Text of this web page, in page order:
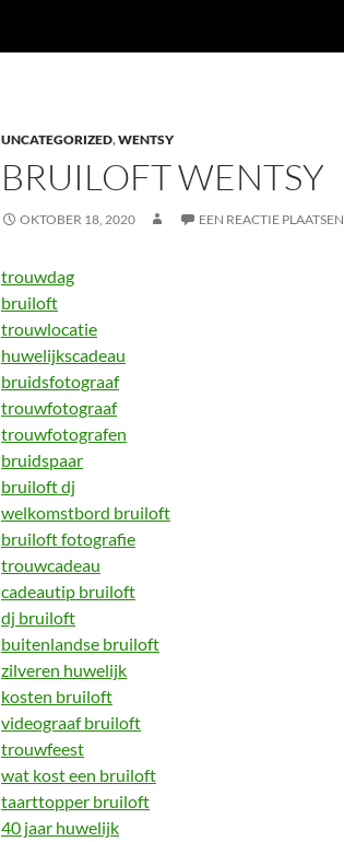
UNCATEGORIZED,WENTSY
BRUILOFT WENTSY
OKTOBER 18, 2020 EEN REACTIE PLAATSEN
trouwdag
bruiloft
trouwlocatie
huwelijkscadeau
bruidsfotograaf
trouwfotograaf
trouwfotografen
bruidspaar
bruiloft dj
welkomstbord bruiloft
bruiloft fotografie
trouwcadeau
cadeautip bruiloft
dj bruiloft
buitenlandse bruiloft
zilveren huwelijk
kosten bruiloft
videograaf bruiloft
trouwfeest
wat kost een bruiloft
taarttopper bruiloft
40 jaar huwelijk